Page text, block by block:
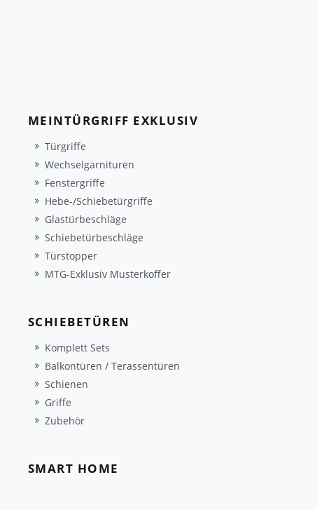
MEINTÜRGRIFF EXKLUSIV
Türgriffe
Wechselgarnituren
Fenstergriffe
Hebe-/Schiebetürgriffe
Glastürbeschläge
Schiebetürbeschläge
Türstopper
MTG-Exklusiv Musterkoffer
SCHIEBETÜREN
Komplett Sets
Balkontüren / Terassentüren
Schienen
Griffe
Zubehör
SMART HOME